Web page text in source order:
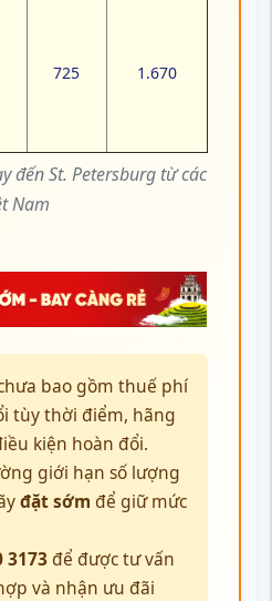
đến St. Petersburg từ các
Nam
725 1.670
bao gồm thuế phí
tùy thời điểm, hãng
kiện hoàn đổi.
giới hạn số lượng
đặt sớm để giữ mức
3173để được tư vấn
và nhận ưu đãi